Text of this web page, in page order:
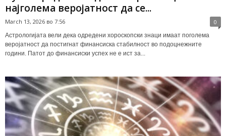
најголема веројатност да се...
March 13, 2026 во 7:56 0
Астрологијата вели дека одредени хороскопски знаци имаат поголема
веројатност да постигнат финансиска стабилност во подоцнежните
години. Патот до финансиски успех не е ист за...